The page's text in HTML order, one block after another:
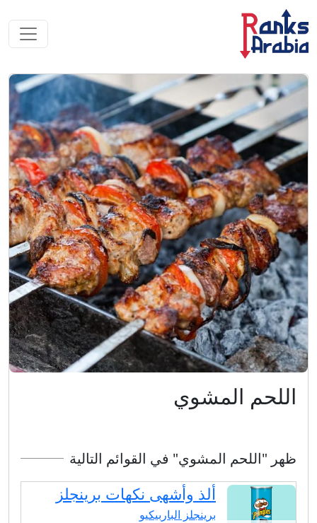
اللحم المشوي
ظهر "اللحم المشوي" في القوائم التالية
ألذ وأشهى نكهات برينجلز
برينجلز الباربيكيو